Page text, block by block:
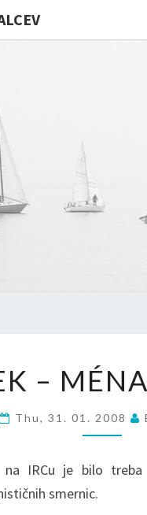
–
Thu, 31. 01. 2008
IRCu je bilo treba
smernic.